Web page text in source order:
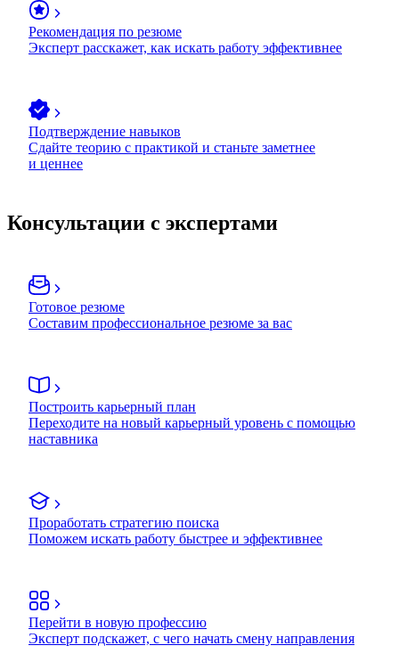
Рекомендация по резюме
Эксперт расскажет, как искать работу эффективнее
Подтверждение навыков
Сдайте теорию с практикой и станьте заметнее
и ценнее
Консультации с экспертами
Готовое резюме
Составим профессиональное резюме за вас
Построить карьерный план
Переходите на новый карьерный уровень с помощью
наставника
Проработать стратегию поиска
Поможем искать работу быстрее и эффективнее
Перейти в новую профессию
Эксперт подскажет, с чего начать смену направления